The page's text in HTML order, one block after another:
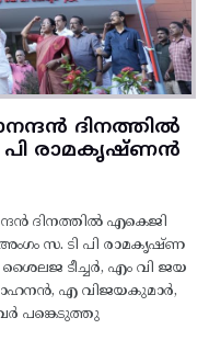
ദിനത്തിൽ
പി രാമകൃഷ്‌ണൻ
ദിനത്തിൽ എകെജി
അംഗം സ. ടി പി രാമകൃഷ്‌ണ
ടീച്ചർ, എം വി ജയ
എ വിജയകുമാർ,
പങ്കെടുത്തു